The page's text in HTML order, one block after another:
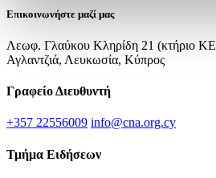
Επικοινωνήστε μαζί μας
Λεωφ. Γλαύκου Κληρίδη 21 (κτήριο
Αγλαντζιά, Λευκωσία, Κύπρος
Γραφείο Διευθυντή
+357 22556009 info@cna.org.cy
Τμήμα Ειδήσεων